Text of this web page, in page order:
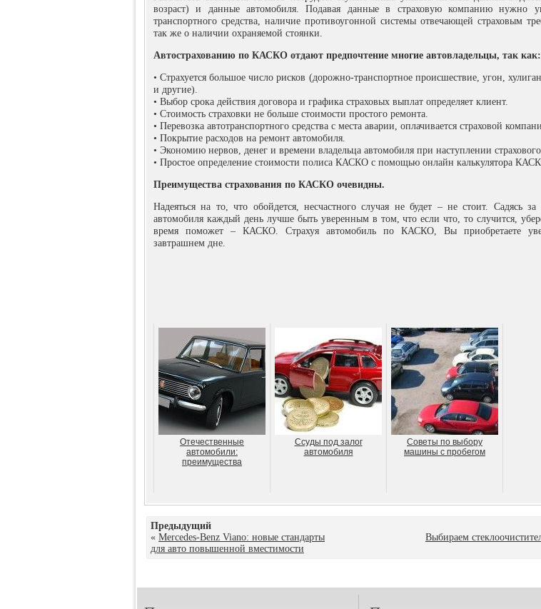
возраст) и данные автомобиля. Подавая данные в страховую компанию нужно
транспортного средства, наличие противоугонной системы отвечающей страховым
так же о наличии охраняемой стоянки.
Автострахованию по КАСКО отдают предпочтение многие автовладельцы, так как:
• Страхуется большое число рисков (дорожно-транспортное происшествие, угон,
и другие).
• Выбор срока действия договора и графика страховых выплат определяет клиент.
• Стоимость страховки не больше стоимости простого ремонта.
• Перевозка автотранспортного средства с места аварии, оплачивается страховой
• Покрытие расходов на ремонт автомобиля.
• Экономию нервов, денег и времени владельца автомобиля при наступлении страхового
• Простое определение стоимости полиса КАСКО с помощью онлайн калькулятора
Преимущества страхования по КАСКО очевидны.
Надеяться на то, что обойдется, несчастного случая не будет – не стоит. Садясь за
автомобиля каждый день лучше быть уверенным в том, что если что, то случится,
время поможет – КАСКО. Страхуя автомобиль по КАСКО, Вы приобретаете
завтрашнем дне.
Отечественные
автомобили:
преимущества
Ссуды под залог
автомобиля
Советы по выбору
машины с пробегом
Предыдущий
« Mercedes-Benz Viano: новые стандарты
для авто повышенной вместимости
Выбираем